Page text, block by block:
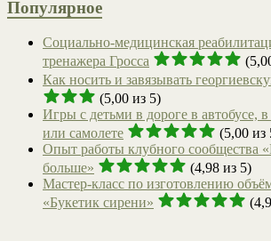
Популярное
Социально-медицинская
тренажера Гросса
Как носить и завязывать
(5,00 из 5)
Игры с детьми в дороге в автобусе,
или самолете
(5,00 из
Опыт работы клубного сообщества
больше»
(4,98 из 5)
Мастер-класс по изготовлению
«Букетик сирени»